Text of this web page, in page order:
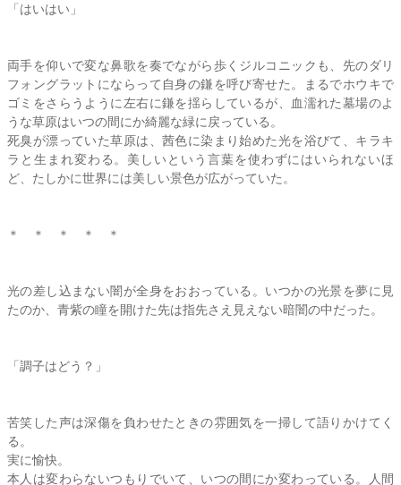
「はいはい」
両手を仰いで変な鼻歌を奏でながら歩くジルコニックも、先のダリ
フォングラットにならって自身の鎌を呼び寄せた。まるでホウキで
ゴミをさらうように左右に鎌を揺らしているが、血濡れた墓場のよ
うな草原はいつの間にか綺麗な緑に戻っている。
死臭が漂っていた草原は、茜色に染まり始めた光を浴びて、キラキ
ラと生まれ変わる。美しいという言葉を使わずにはいられないほ
ど、たしかに世界には美しい景色が広がっていた。
＊　＊　＊　＊　＊
光の差し込まない闇が全身をおおっている。いつかの光景を夢に見
たのか、青紫の瞳を開けた先は指先さえ見えない暗闇の中だった。
「調子はどう？」
苦笑した声は深傷を負わせたときの雰囲気を一掃して語りかけてく
る。
実に愉快。
本人は変わらないつもりでいて、いつの間にか変わっている。人間